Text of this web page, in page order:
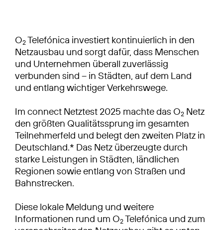
O2Telefónica investiert kontinuierlich in den
Netzausbau und sorgt dafür, dass Menschen
und Unternehmen überall zuverlässig
verbunden sind – in Städten, auf dem Land
und entlang wichtiger Verkehrswege.
Im connect Netztest 2025 machte das O2 Netz
den größten Qualitätssprung im gesamten
Teilnehmerfeld und belegt den zweiten Platz in
Deutschland.* Das Netz überzeugte durch
starke Leistungen in Städten, ländlichen
Regionen sowie entlang von Straßen und
Bahnstrecken.
Diese lokale Meldung und weitere
Informationen rund um O2Telefónica und zum